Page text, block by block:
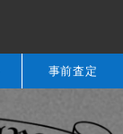
事前査定